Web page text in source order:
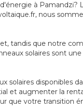
à Pamandzi?
nous
tandis que notre
solaires sont
solaires disponibles
et augmenter la
que votre transition